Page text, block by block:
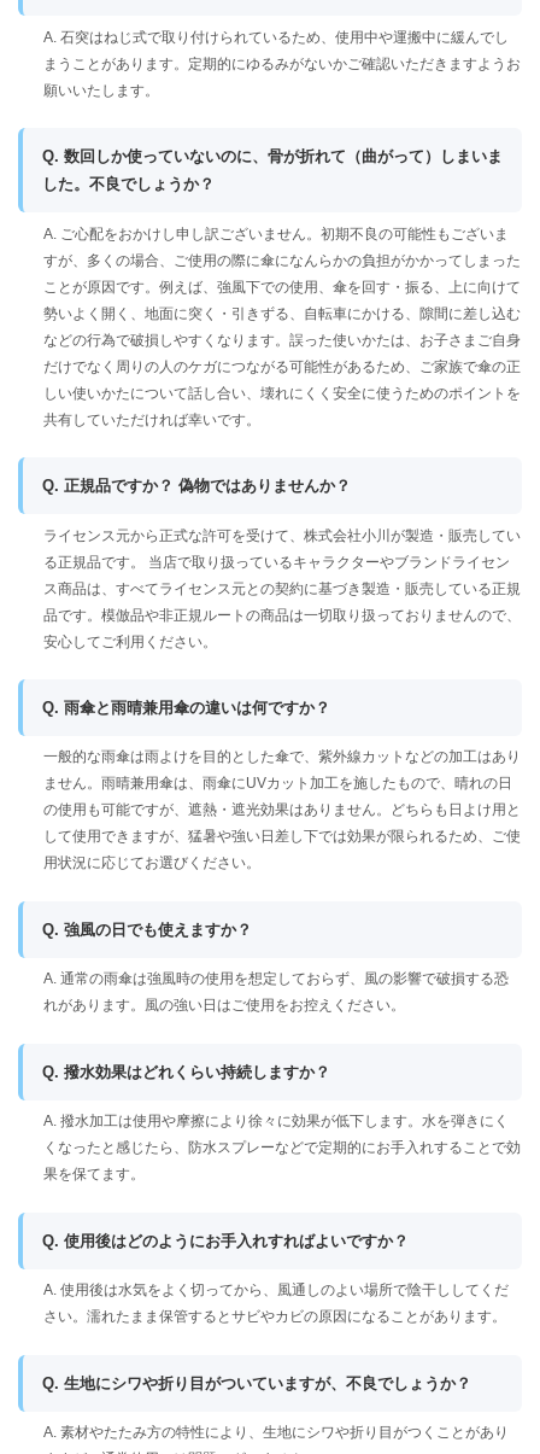
A. 石突はねじ式で取り付けられているため、使用中や運搬中に緩んでし
まうことがあります。定期的にゆるみがないかご確認いただきますようお
願いいたします。
Q. 数回しか使っていないのに、骨が折れて（曲がって）しまいま
した。不良でしょうか？
A. ご心配をおかけし申し訳ございません。初期不良の可能性もございま
すが、多くの場合、ご使用の際に傘になんらかの負担がかかってしまった
ことが原因です。例えば、強風下での使用、傘を回す・振る、上に向けて
勢いよく開く、地面に突く・引きずる、自転車にかける、隙間に差し込む
などの行為で破損しやすくなります。誤った使いかたは、お子さまご自身
だけでなく周りの人のケガにつながる可能性があるため、ご家族で傘の正
しい使いかたについて話し合い、壊れにくく安全に使うためのポイントを
共有していただければ幸いです。
Q. 正規品ですか？ 偽物ではありませんか？
ライセンス元から正式な許可を受けて、株式会社小川が製造・販売してい
る正規品です。 当店で取り扱っているキャラクターやブランドライセン
ス商品は、すべてライセンス元との契約に基づき製造・販売している正規
品です。模倣品や非正規ルートの商品は一切取り扱っておりませんので、
安心してご利用ください。
Q. 雨傘と雨晴兼用傘の違いは何ですか？
一般的な雨傘は雨よけを目的とした傘で、紫外線カットなどの加工はあり
ません。雨晴兼用傘は、雨傘にUVカット加工を施したもので、晴れの日
の使用も可能ですが、遮熱・遮光効果はありません。どちらも日よけ用と
して使用できますが、猛暑や強い日差し下では効果が限られるため、ご使
用状況に応じてお選びください。
Q. 強風の日でも使えますか？
A. 通常の雨傘は強風時の使用を想定しておらず、風の影響で破損する恐
れがあります。風の強い日はご使用をお控えください。
Q. 撥水効果はどれくらい持続しますか？
A. 撥水加工は使用や摩擦により徐々に効果が低下します。水を弾きにく
くなったと感じたら、防水スプレーなどで定期的にお手入れすることで効
果を保てます。
Q. 使用後はどのようにお手入れすればよいですか？
A. 使用後は水気をよく切ってから、風通しのよい場所で陰干ししてくだ
さい。濡れたまま保管するとサビやカビの原因になることがあります。
Q. 生地にシワや折り目がついていますが、不良でしょうか？
A. 素材やたたみ方の特性により、生地にシワや折り目がつくことがあり